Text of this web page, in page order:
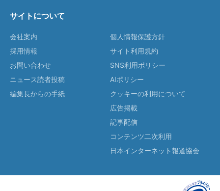
サイトについて
会社案内
採用情報
お問い合わせ
ニュース読者投稿
編集長からの手紙
個人情報保護方針
サイト利用規約
SNS利用ポリシー
AIポリシー
クッキーの利用について
広告掲載
記事配信
コンテンツ二次利用
日本インターネット報道協会